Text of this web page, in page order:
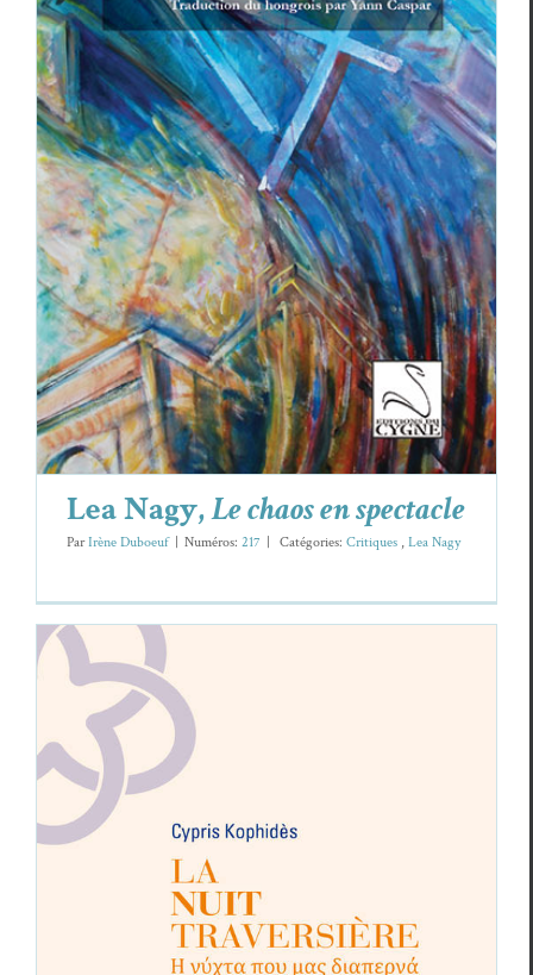
Lea Nagy,Le chaos en spectacle
Cri­tiques Lea Nagy
Lea Nagy,Le chaos en spectacle
ParIrène Duboeuf Numéros: 217 Caté­gories: Cri­tiques , Lea Nagy